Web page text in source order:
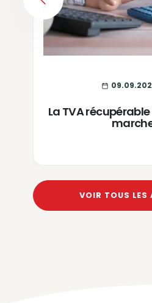
La TVA
PREVIOUS
VOIR TOUS LES